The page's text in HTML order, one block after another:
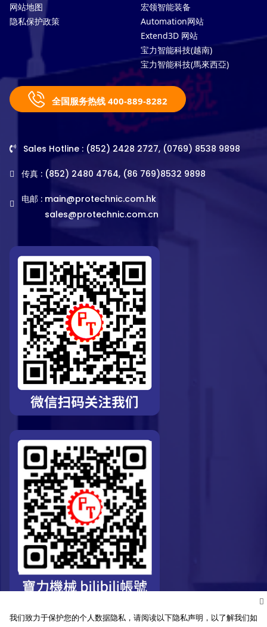
网站地图
隐私保护政策
宏领智能装备
Automation网站
Extend3D 网站
宝力智能科技(越南)
宝力智能科技(馬來西亞)
全国服务热线 400-889-8282
Sales Hotline : (852) 2428 2727, (0769) 8538 9898
传真 : (852) 2480 4764, (86 769)8532 9898
电邮 : main@protechnic.com.hk
sales@protechnic.com.cn
我们致力于保护您的个人数据隐私，请阅读以下隐私声明，以了解我们如